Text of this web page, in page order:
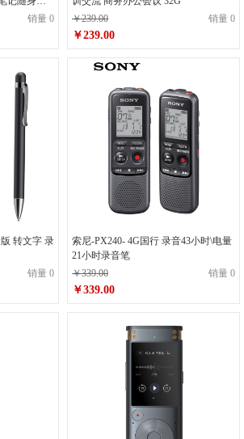
销量 0
￥239.00
销量 0
￥239.00
转文字 录
销量 0
索尼-PX240- 4G国行 录音43小时\电量
21小时录音笔
￥339.00
销量 0
￥339.00